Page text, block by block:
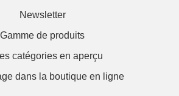
Newsletter
Gamme de produits
catégories en aperçu
dans la boutique en ligne